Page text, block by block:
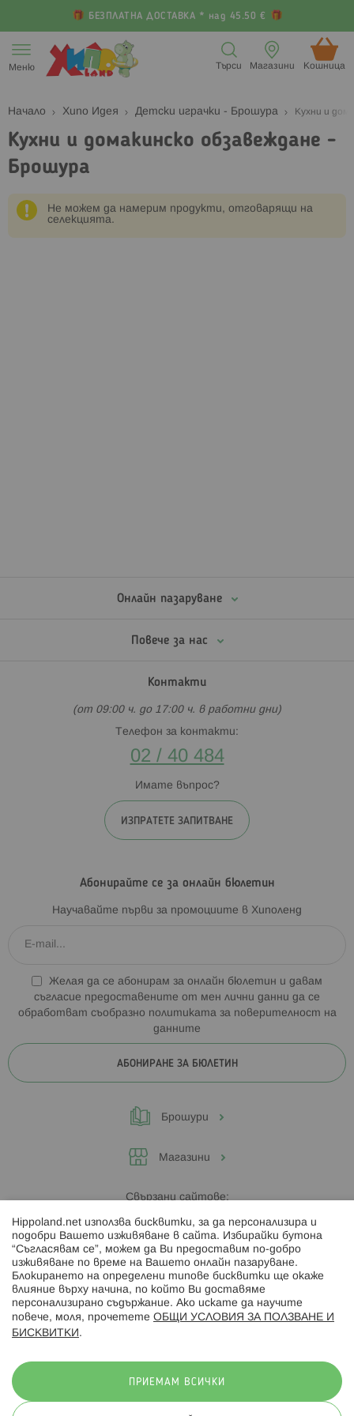
БЕЗПЛАТНА ДОСТАВКА * над 45.50 €
към
съдържанието
Меню Кошница (
Магазини
Търси
Начало Хипо Идея Детски играчки - Брошура Кухни и
Кухни и домакинско обзавеждане -
Брошура
Не можем да намерим продукти, отговарящи на
селекцията.
Онлайн пазаруване
Повече за нас
Контакти
(от 09:00 ч. до 17:00 ч. в работни дни)
Телефон за контакти:
02 / 40 484
Имате въпрос?
ИЗПРАТЕТЕ ЗАПИТВАНЕ
Абонирайте се за онлайн бюлетин
Научавайте първи за промоциите в Хиполенд
Желая да се абонирам за онлайн бюлетин и давам
съгласие предоставените от мен лични данни да се
обработват съобразно политиката за поверителност на
данните
АБОНИРАНЕ ЗА БЮЛЕТИН
Брошури
Магазини
Свързани сайтове:
Hippoland.ro
Последвайте ни:
Hippoland.net използва бисквитки, за да персонализира и
подобри Вашето изживяване в сайта. Избирайки бутона
“Съгласявам се”, можем да Ви предоставим по-добро
изживяване по време на Вашето онлайн пазаруване.
Блокирането на определени типове бисквитки ще окаже
влияние върху начина, по който Ви доставяме
персонализирано съдържание. Ако искате да научите
повече, моля, прочетете ОБЩИ УСЛОВИЯ ЗА ПОЛЗВАНЕ И
БИСКВИТКИ .
ПРИЕМАМ ВСИЧКИ